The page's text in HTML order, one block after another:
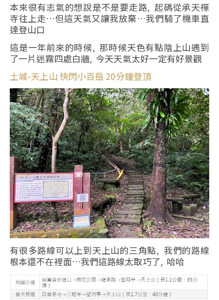
本來很有志氣的想說是不是要走路, 起碼從承天禪
寺往上走…但這天氣又讓我放棄…我們騎了機車直
達登山口
這是一年前來的時候, 那時候天色有點陰上山遇到
了一片迷霧四處白牆, 今天天氣太好一定有好景觀
土城-天上山 快閃小百岳 20分鐘登頂
有很多路線可以上到天上山的三角點, 我們的路線
根本還不在裡面…我們這路線太取巧了, 哈哈